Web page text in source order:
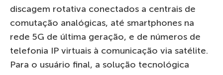
discagem rotativa conectados a centrais de
comutação analógicas, até smartphones na
rede 5G de última geração, e de números de
telefonia IP virtuais à comunicação via satélite.
Para o usuário final, a solução tecnológica